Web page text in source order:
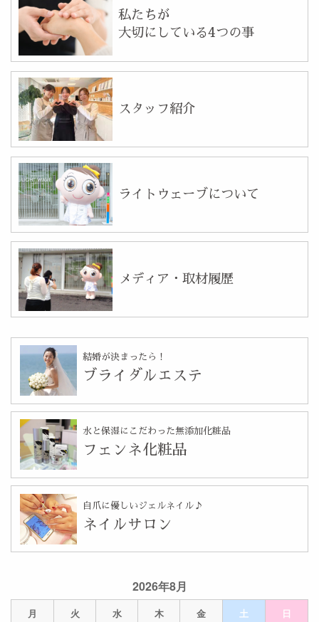
2026年8月
月 火 水 木 金 土 日
私たちが
大切にしている4つの事
スタッフ紹介
ライトウェーブについて
メディア・取材履歴
結婚が決まったら！
ブライダルエステ
水と保湿にこだわった無添加化粧品
フェンネ化粧品
自爪に優しいジェルネイル♪
ネイルサロン